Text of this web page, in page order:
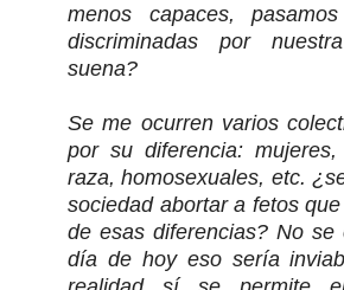
menos capaces,
discriminadas por
suena?
Se me ocurren varios
por su diferencia:
raza, homosexuales, etc.
sociedad abortar a fetos
de esas diferencias? No se
día de hoy eso sería